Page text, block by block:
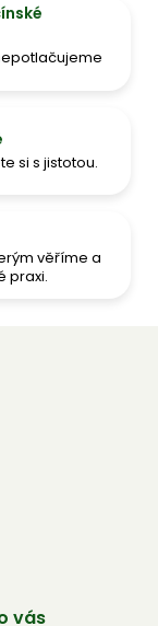
si s jistotou.
věříme a
praxi.
vás